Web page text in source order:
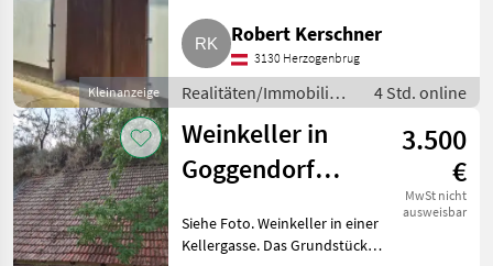
Immobilien
KATEGORIE
WÄHLEN
Sonstige Immobilien
61
MARKTPLATZ
Kleinanzeige
verkaufen. Wasseranschluss
und Strom vorhanden.
Räumlichkeiten siehe Fotos. Bj.:
2000. 1 Parkp
Robert Kerschner
3130 Herzogenbrug
Realitäten/Immobilien
/ Sonstige Immobilien
4 Std. online
Weinkeller in
Goggendorf
Eggenburg und
3.500
€
MwSt nicht
ausweisbar
Siehe Foto. Weinkeller in einer
Kellergasse. Das Grundstück